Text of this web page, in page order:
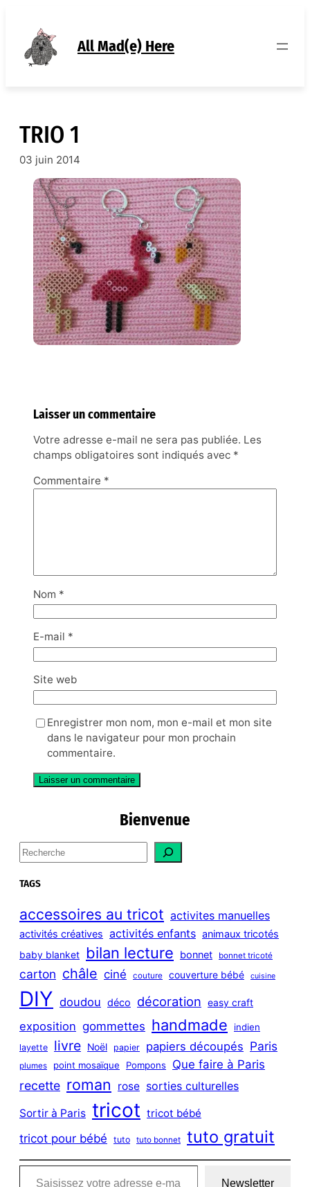
contenu
All Mad(e) Here
TRIO 1
03 juin 2014
Laisser un commentaire
Votre adresse e-mail ne sera pas publiée. Les
champs obligatoires sont indiqués avec *
Commentaire *
Nom *
E-mail *
Site web
Enregistrer mon nom, mon e-mail et mon site
dans le navigateur pour mon prochain
commentaire.
Bienvenue
S
e
a
c
h
TAGS
accessoires au tricot activites manuelles
activités créatives activités enfants animaux tricotés
baby blanket bilan lecture bonnet bonnet tricoté
carton châle ciné couture couverture bébé cuisine
DIY doudou déco décoration easy craft
exposition gommettes handmade indien
layette livre Noël papier papiers découpés Paris
plumes point mosaïque Pompons Que faire à Paris
recette roman rose sorties culturelles
Sortir à Paris tricot tricot bébé
tricot pour bébé tuto tuto bonnet tuto gratuit
Saisissez votre adresse e-mail…
Newsletter